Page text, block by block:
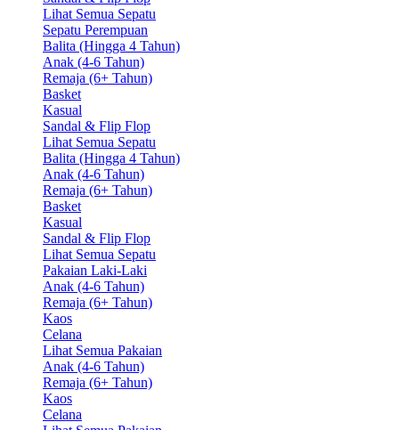
Lihat Semua Sepatu
Sepatu Perempuan
Balita (Hingga 4 Tahun)
Anak (4-6 Tahun)
Remaja (6+ Tahun)
Basket
Kasual
Sandal & Flip Flop
Lihat Semua Sepatu
Balita (Hingga 4 Tahun)
Anak (4-6 Tahun)
Remaja (6+ Tahun)
Basket
Kasual
Sandal & Flip Flop
Lihat Semua Sepatu
Pakaian Laki-Laki
Anak (4-6 Tahun)
Remaja (6+ Tahun)
Kaos
Celana
Lihat Semua Pakaian
Anak (4-6 Tahun)
Remaja (6+ Tahun)
Kaos
Celana